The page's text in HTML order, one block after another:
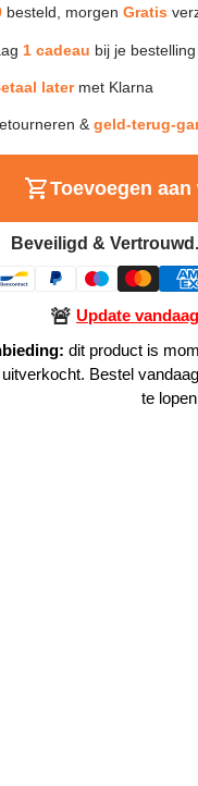
besteld, morgen Gratis
1 cadeau bij je bestelling
latermet Klarna
& geld-terug-
Toevoegen
Beveiligd &
🚨 Update
dit product is
Bestel
te